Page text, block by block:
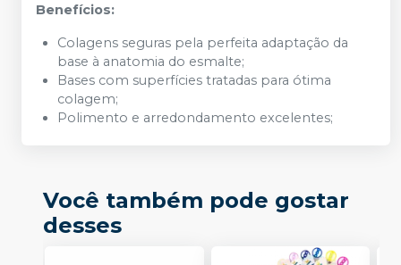
Benefícios:
Colagens seguras pela perfeita adaptação da
base à anatomia do esmalte;
Bases com superfícies tratadas para ótima
colagem;
Polimento e arredondamento excelentes;
Você também pode gostar
desses